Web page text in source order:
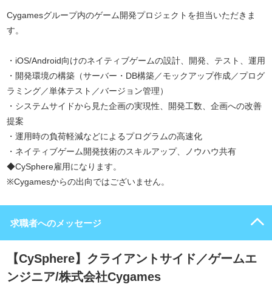
Cygamesグループ内のゲーム開発プロジェクトを担当いただきま
す。
・iOS/Android向けのネイティブゲームの設計、開発、テスト、運用
・開発環境の構築（サーバー・DB構築／モックアップ作成／プログ
ラミング／単体テスト／バージョン管理）
・システムサイドから見た企画の実現性、開発工数、企画への改善
提案
・運用時の負荷軽減などによるプログラムの高速化
・ネイティブゲーム開発技術のスキルアップ、ノウハウ共有
◆CySphere雇用になります。
※Cygamesからの出向ではございません。
求職者へのメッセージ
【CySphere】クライアントサイド／ゲームエ
ンジニア/株式会社Cygames